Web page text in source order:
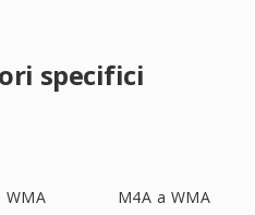
specifici
WMA M4A a WMA